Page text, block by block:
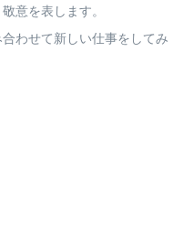
意を表します。
わせて新しい仕事をしてみ